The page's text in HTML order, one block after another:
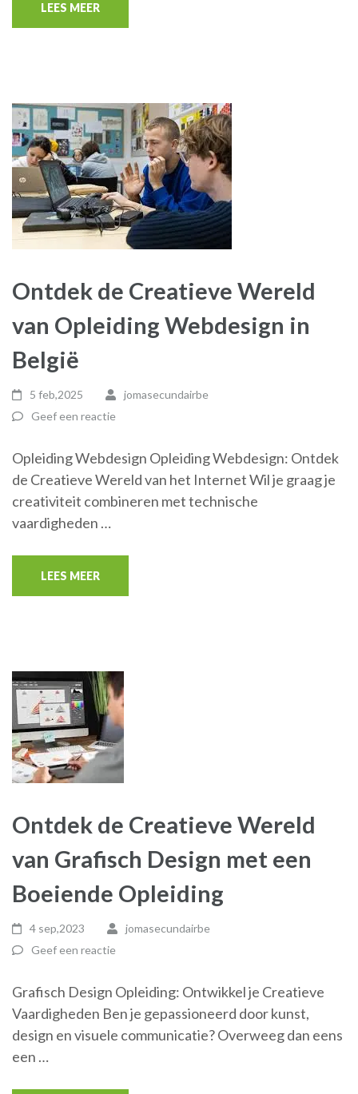
LEES MEER
Ontdek de Creatieve Wereld
van Opleiding Webdesign in
België
5 feb,2025
jomasecundairbe
Geef een reactie
Opleiding Webdesign Opleiding Webdesign: Ontdek
de Creatieve Wereld van het Internet Wil je graag je
creativiteit combineren met technische
vaardigheden …
LEES MEER
Ontdek de Creatieve Wereld
van Grafisch Design met een
Boeiende Opleiding
4 sep,2023
jomasecundairbe
Geef een reactie
Grafisch Design Opleiding: Ontwikkel je Creatieve
Vaardigheden Ben je gepassioneerd door kunst,
design en visuele communicatie? Overweeg dan eens
een …